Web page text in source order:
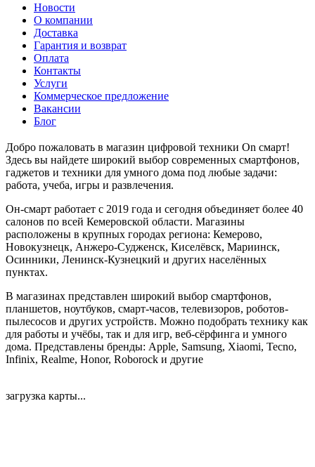
Новости
О компании
Доставка
Гарантия и возврат
Оплата
Контакты
Услуги
Коммерческое предложение
Вакансии
Блог
Добро пожаловать в магазин цифровой техники On смарт!
Здесь вы найдете широкий выбор современных смартфонов,
гаджетов и техники для умного дома под любые задачи:
работа, учеба, игры и развлечения.​
Он-смарт работает с 2019 года и сегодня объединяет более 40
салонов по всей Кемеровской области. Магазины
расположены в крупных городах региона: Кемерово,
Новокузнецк, Анжеро-Судженск, Киселёвск, Мариинск,
Осинники, Ленинск-Кузнецкий и других населённых
пунктах.​
В магазинах представлен широкий выбор смартфонов,
планшетов, ноутбуков, смарт-часов, телевизоров, роботов-
пылесосов и других устройств. Можно подобрать технику как
для работы и учёбы, так и для игр, веб-сёрфинга и умного
дома.​ Представлены бренды: Apple, Samsung, Xiaomi, Tecno,
Infinix, Realme, Honor, Roborock и другие
загрузка карты...